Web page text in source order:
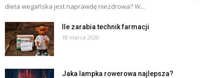
dieta wegańska jest naprawdę niezdrowa? W...
Ile zarabia technik farmacji
18 marca 2020
Jaka lampka rowerowa najlepsza?